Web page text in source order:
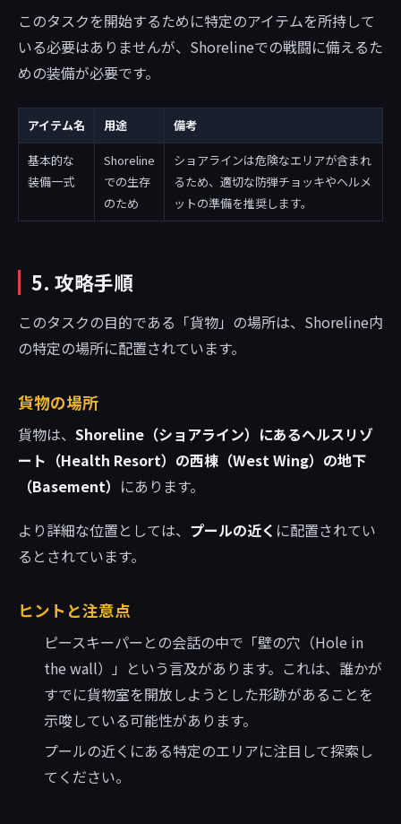
このタスクを開始するために特定のアイテムを所持して
いる必要はありませんが、Shorelineでの戦闘に備えるた
めの装備が必要です。
アイテム名 用途 備考
基本的な
装備一式
Shoreline
での生存
のため
ショアラインは危険なエリアが含まれ
るため、適切な防弾チョッキやヘルメ
ットの準備を推奨します。
5. 攻略手順
このタスクの目的である「貨物」の場所は、Shoreline内
の特定の場所に配置されています。
貨物の場所
貨物は、 Shoreline（ショアライン）にあるヘルスリゾ
ート（Health Resort）の西棟（West Wing）の地下
（Basement） にあります。
より詳細な位置としては、 プールの近く に配置されてい
るとされています。
ヒントと注意点
ピースキーパーとの会話の中で「壁の穴（Hole in
the wall）」という言及があります。これは、誰かが
すでに貨物室を開放しようとした形跡があることを
示唆している可能性があります。
プールの近くにある特定のエリアに注目して探索し
てください。